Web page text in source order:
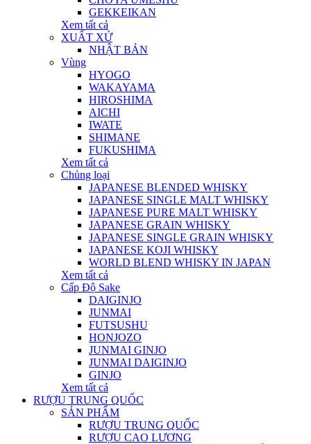
GEKKEIKAN
Xem tất cả
XUẤT XỨ
NHẬT BẢN
Vùng
HYOGO
WAKAYAMA
HIROSHIMA
AICHI
IWATE
SHIMANE
FUKUSHIMA
Xem tất cả
Chủng loại
JAPANESE BLENDED WHISKY
JAPANESE SINGLE MALT WHISKY
JAPANESE PURE MALT WHISKY
JAPANESE GRAIN WHISKY
JAPANESE SINGLE GRAIN WHISKY
JAPANESE KOJI WHISKY
WORLD BLEND WHISKY IN JAPAN
Xem tất cả
Cấp Độ Sake
DAIGINJO
JUNMAI
FUTSUSHU
HONJOZO
JUNMAI GINJO
JUNMAI DAIGINJO
GINJO
Xem tất cả
RƯỢU TRUNG QUỐC
SẢN PHẨM
RƯỢU TRUNG QUỐC
RƯỢU CAO LƯƠNG